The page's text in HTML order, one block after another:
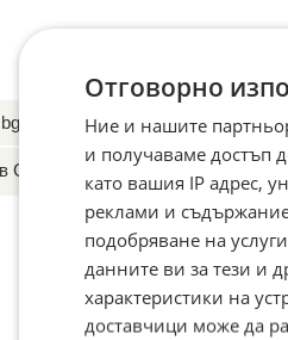
– във Facebook,Instagram,
Google News
Отговорно
Ние и нашите
и получаваме достъп
като вашия IP адрес,
реклами и
подобряване на
данните ви за тези и
характеристики на
доставчици може да